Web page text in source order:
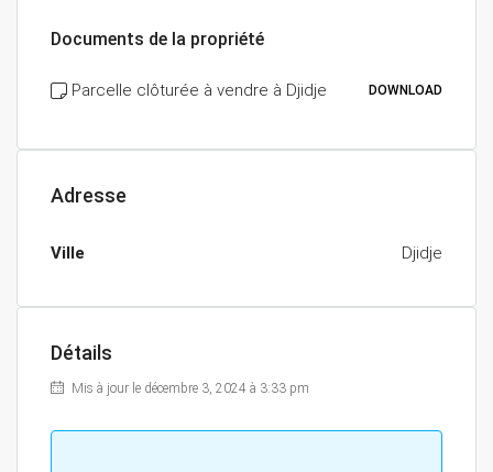
Documents de la propriété
Parcelle clôturée à vendre à Djidje DOWNLOAD
Adresse
Ville Djidje
Détails
Mis à jour le décembre 3, 2024 à 3:33 pm